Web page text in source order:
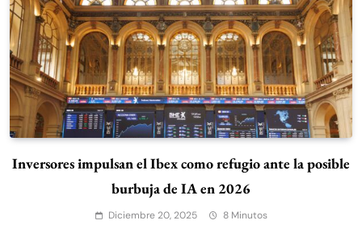
Inversores impulsan el Ibex como refugio ante la posible
burbuja de IA en 2026
Diciembre 20, 2025 8 Minutos